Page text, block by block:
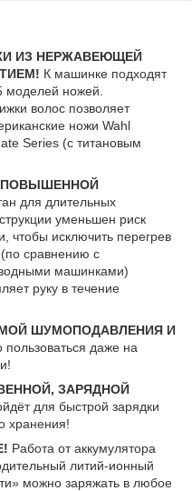
ИЗ НЕРЖАВЕЮЩЕЙ
К машинке подходят
моделей ножей.
волос позволяет
ножи Wahl
Series (с титановым
для длительных
уменьшен риск
чтобы исключить перегрев
сравнению с
машинками)
руку в течение
ШУМОПОДАВЛЕНИЯ И
пользоваться даже на
ЗАРЯДНОЙ
для быстрой зарядки
хранения!
Работа от аккумулятора
литий-ионный
можно заряжать в любое